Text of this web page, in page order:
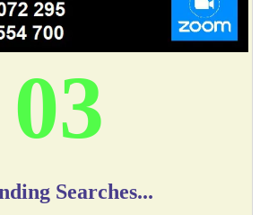
04
Searches...